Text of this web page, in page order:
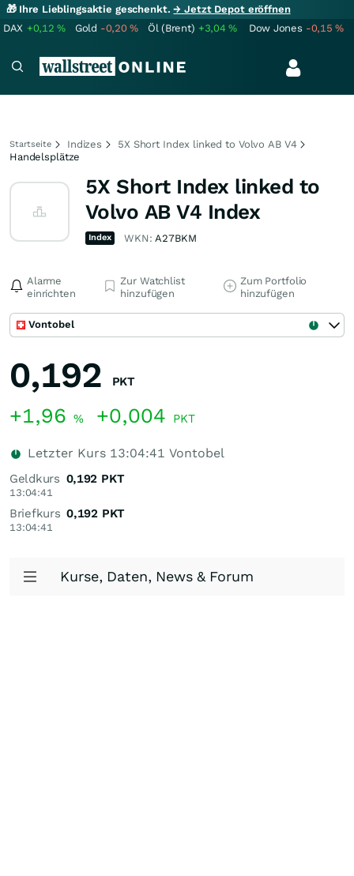
🎁 Ihre Lieblingsaktie geschenkt.→ Jetzt Depot eröffnen
DAX +0,12% Gold -0,20% Öl (Brent) +3,04% Dow Jones -0,15%
Startseite Indizes
5X Short Index linked to Volvo AB V4
Handelsplätze
5X Short Index linked to
Volvo AB V4 Index
Index WKN:A27BKM
Alarme
einrichten
Zur Watchlist
hinzufügen
Zum Portfolio
hinzufügen
Vontobel
0,192 PKT
+1,96 % +0,004 PKT
Letzter Kurs 13:04:41 Vontobel
Geldkurs
13:04:41
0,192 PKT
Briefkurs
13:04:41
0,192 PKT
Kurse, Daten, News & Forum